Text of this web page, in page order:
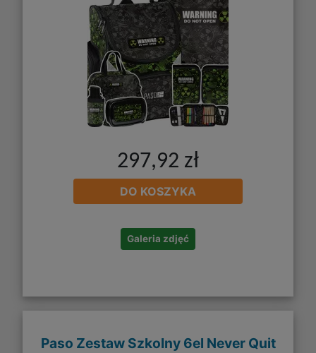
297,92 zł
DO KOSZYKA
Galeria zdjęć
Paso Zestaw Szkolny 6el Never Quit